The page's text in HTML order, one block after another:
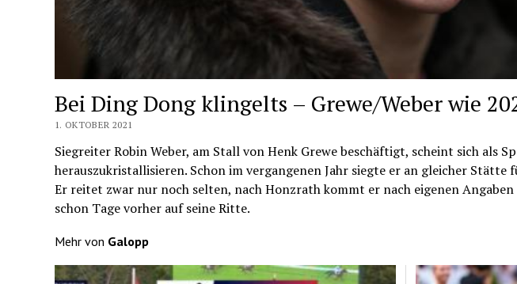
Bei Ding Dong klingelts – Grewe/Weber wie
1. OKTOBER 2021
Siegreiter Robin Weber, am Stall von Henk Grewe beschäftigt, scheint sich als
herauszukristallisieren. Schon im vergangenen Jahr siegte er an gleicher
Er reitet zwar nur noch selten, nach Honzrath kommt er nach eigenen
schon Tage vorher auf seine Ritte.
Mehr von Galopp